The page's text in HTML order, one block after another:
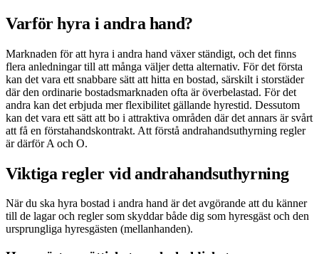
Varför hyra i andra hand?
Marknaden för att hyra i andra hand växer ständigt, och det finns
flera anledningar till att många väljer detta alternativ. För det första
kan det vara ett snabbare sätt att hitta en bostad, särskilt i storstäder
där den ordinarie bostadsmarknaden ofta är överbelastad. För det
andra kan det erbjuda mer flexibilitet gällande hyrestid. Dessutom
kan det vara ett sätt att bo i attraktiva områden där det annars är svårt
att få en förstahandskontrakt. Att förstå andrahandsuthyrning regler
är därför A och O.
Viktiga regler vid andrahandsuthyrning
När du ska hyra bostad i andra hand är det avgörande att du känner
till de lagar och regler som skyddar både dig som hyresgäst och den
ursprungliga hyresgästen (mellanhanden).